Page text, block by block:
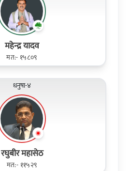
महेन्द्र यादव
मत:- १५८०९
धनुषा-४
रघुबीर महासेठ
मत:- ११५२९